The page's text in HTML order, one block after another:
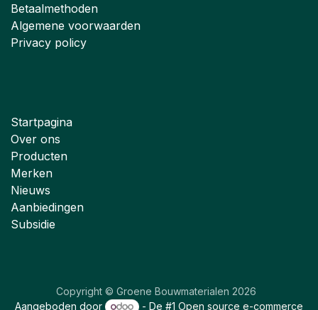
Betaalmethoden
Algemene voorwaarden
Privacy policy
Startpagina
Over ons
Producten
Merken
Nieuws
Aanbiedingen
Subsidie
Copyright © Groene Bouwmaterialen 2026
Aangeboden door
- De #1Open source e-commerce